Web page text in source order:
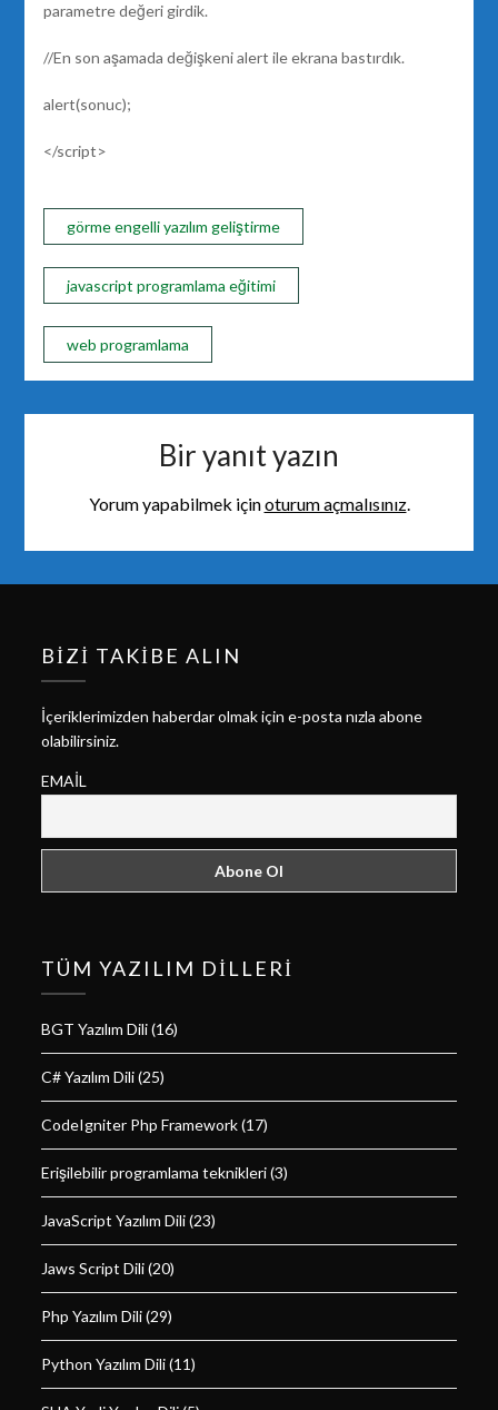
parametre değeri girdik.
//En son aşamada değişkeni alert ile ekrana bastırdık.
alert(sonuc);
</script>
görme engelli yazılım geliştirme
javascript programlama eğitimi
web programlama
Bir yanıt yazın
Yorum yapabilmek içinoturum açmalısınız.
BIZI TAKIBE ALIN
İçeriklerimizden haberdar olmak için e-posta nızla abone
olabilirsiniz.
EMAIL
TÜM YAZILIM DILLERI
BGT Yazılım Dili(16)
C# Yazılım Dili(25)
CodeIgniter Php Framework(17)
Erişilebilir programlama teknikleri(3)
JavaScript Yazılım Dili(23)
Jaws Script Dili(20)
Php Yazılım Dili(29)
Python Yazılım Dili(11)